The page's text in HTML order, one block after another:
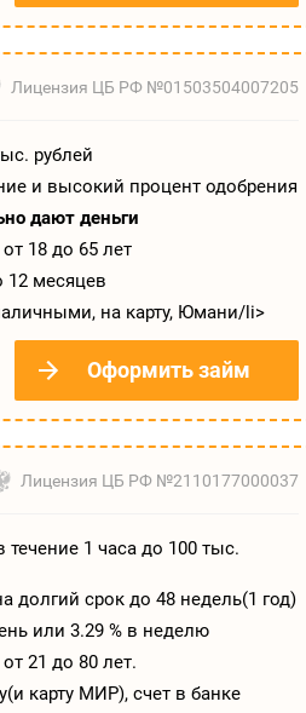
Лицензия ЦБ РФ №01503504007205
рублей
и высокий процент одобрения
дают деньги
18 до 65 лет
12 месяцев
на карту, Юмани/li>
Оформить займ
Лицензия ЦБ РФ №2110177000037
1 часа до 100 тыс.
долгий срок до 48 недель(1 год)
или 3.29 % в неделю
21 до 80 лет.
карту МИР), счет в банке